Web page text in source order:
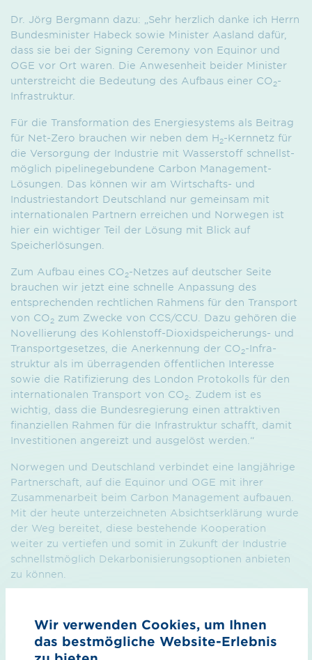
Dr. Jörg Bergmann dazu: „Sehr herzlich danke ich Herrn
Bundesminister Habeck sowie Minister Aasland dafür,
dass sie bei der Signing Ceremony von Equinor und
OGE vor Ort waren. Die Anwesenheit beider Minister
unterstreicht die Bedeutung des Aufbaus einer CO2-
Infrastruktur.
Für die Transformation des Energiesystems als Beitrag
für Net-Zero brauchen wir neben dem H2-Kernnetz für
die Versorgung der Industrie mit Wasserstoff schnellst­
möglich pipelinegebundene Carbon Management-
Lösungen. Das können wir am Wirtschafts- und
Industriestandort Deutschland nur gemeinsam mit
internationalen Partnern erreichen und Norwegen ist
hier ein wichtiger Teil der Lösung mit Blick auf
Speicherlösungen.
Zum Aufbau eines CO2-Netzes auf deutscher Seite
brauchen wir jetzt eine schnelle Anpassung des
entsprechenden rechtlichen Rahmens für den Transport
von CO2 zum Zwecke von CCS/CCU. Dazu gehören die
Novellierung des Kohlenstoff-Dioxidspeicherungs- und
Transportgesetzes, die Anerkennung der CO2-Infra­
struktur als im überragenden öffentlichen Interesse
sowie die Ratifizierung des London Protokolls für den
internationalen Transport von CO2
. Zudem ist es
wichtig, dass die Bundesregierung einen attraktiven
finanziellen Rahmen für die Infrastruktur schafft, damit
Investitionen angereizt und ausgelöst werden.“
Norwegen und Deutschland verbindet eine langjährige
Partnerschaft, auf die Equinor und OGE mit ihrer
Zusammenarbeit beim Carbon Management aufbauen.
Mit der heute unterzeichneten Absichtserklärung wurde
der Weg bereitet, diese bestehende Kooperation
weiter zu vertiefen und somit in Zukunft der Industrie
schnellstmöglich Dekarbonisierungsoptionen anbieten
zu können.
Wir verwenden Cookies, um Ihnen
das bestmögliche Website-Erlebnis